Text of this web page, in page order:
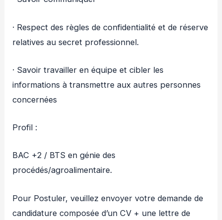
· Respect des règles de confidentialité et de réserve
relatives au secret professionnel.
· Savoir travailler en équipe et cibler les
informations à transmettre aux autres personnes
concernées
Profil :
BAC +2 / BTS en génie des
procédés/agroalimentaire.
Pour Postuler, veuillez envoyer votre demande de
candidature composée d’un CV + une lettre de